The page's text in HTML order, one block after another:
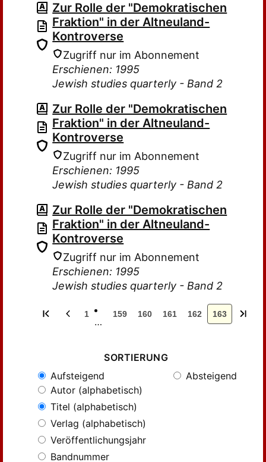
Zur Rolle der "Demokratischen
Fraktion" in der Altneuland-
Kontroverse
Zugriff nur im Abonnement
Erschienen: 1995
Jewish studies quarterly - Band 2
Zur Rolle der "Demokratischen
Fraktion" in der Altneuland-
Kontroverse
Zugriff nur im Abonnement
Erschienen: 1995
Jewish studies quarterly - Band 2
Zur Rolle der "Demokratischen
Fraktion" in der Altneuland-
Kontroverse
Zugriff nur im Abonnement
Erschienen: 1995
Jewish studies quarterly - Band 2
1
…
159 160 161 162 163
SORTIERUNG
Aufsteigend
Absteigend
Autor (alphabetisch)
Titel (alphabetisch)
Verlag (alphabetisch)
Veröffentlichungsjahr
Bandnummer